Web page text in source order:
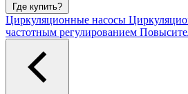
Где купить?
Циркуляционные насосы
частотным регулированием